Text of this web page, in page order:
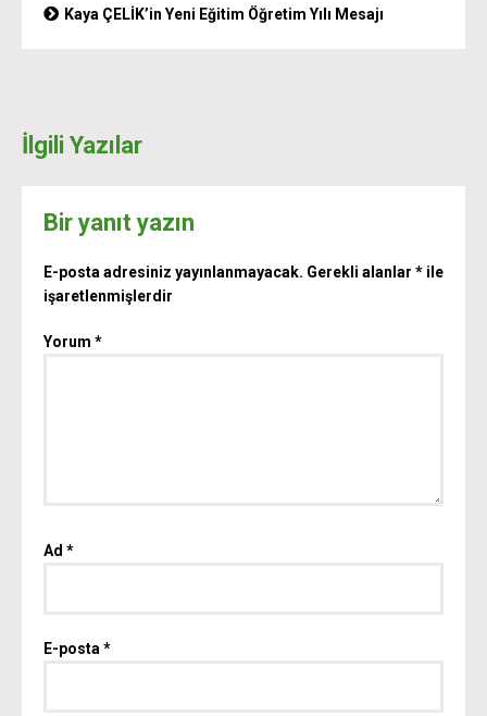
Kaya ÇELİK’in Yeni Eğitim Öğretim Yılı Mesajı
İlgili Yazılar
Bir yanıt yazın
E-posta adresiniz yayınlanmayacak. Gerekli alanlar * ile
işaretlenmişlerdir
Yorum *
Ad *
E-posta*